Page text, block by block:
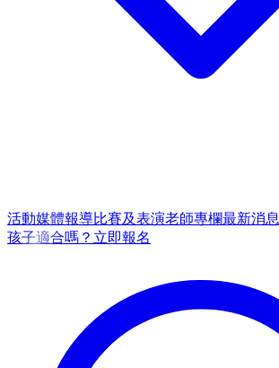
活動媒體報導比賽及表演老師專欄最新消息
孩子適合嗎？ 立即報名